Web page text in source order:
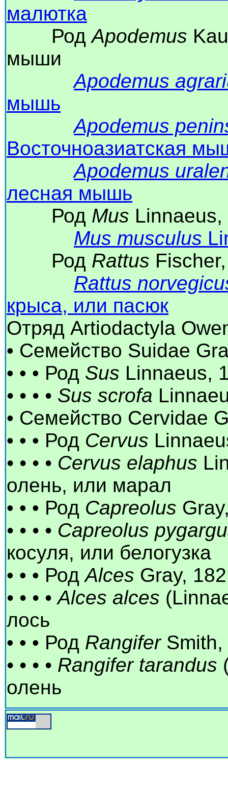
малютка
РодApodemus
мыши
Apodemus
мышь
Apodemus
Восточноазиатская
Apodemus
лесная мышь
Род Mus
Mus musculus
Род Rattus
Rattus
крыса, или пасюк
Отряд Artiodactyla
• Семейство Suidae
• • • Род Sus Linnaeus,
• • • • Sus scrofa
• Семейство Cervidae
• • • Род Cervus
• • • • Cervus elaphus
олень, или марал
• • • Род Capreolus
• • • • Capreolus
косуля, или белогузка
• • • РодAlces Gray,
• • • •Alces alces
лось
• • • Род Rangifer
• • • • Rangifer tarandus
олень